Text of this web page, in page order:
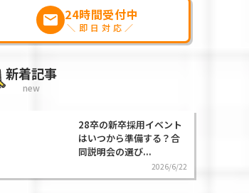
markunread 24時間受付中
＼即日対応／
新着記事
new
28卒の新卒採用イベント
はいつから準備する？合
同説明会の選び...
2026/6/22